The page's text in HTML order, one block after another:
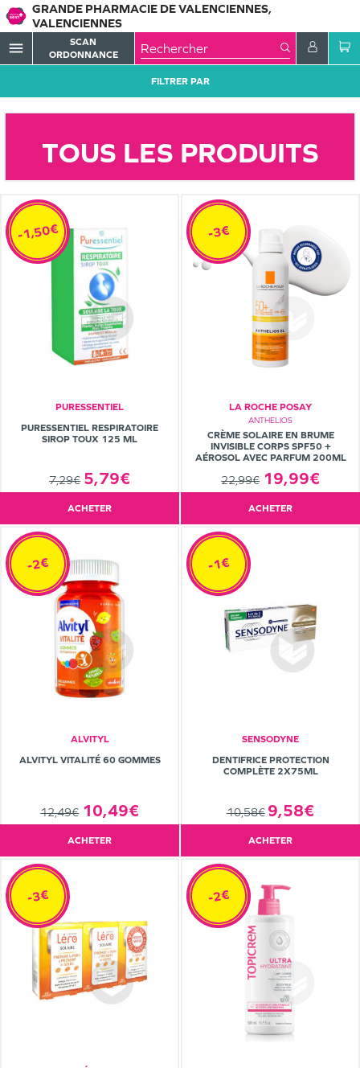
GRANDE PHARMACIE DE VALENCIENNES,
VALENCIENNES
menu
SCAN
ORDONNANCE
FILTRER PAR
TOUS LES PRODUITS
PURESSENTIEL
PURESSENTIEL RESPIRATOIRE
SIROP TOUX 125 ML
7,29€ 5,79€
-1,50€
ACHETER
LA ROCHE POSAY
ANTHELIOS
CRÈME SOLAIRE EN BRUME
INVISIBLE CORPS SPF50 +
AÉROSOL AVEC PARFUM 200ML
22,99€ 19,99€
-3€
ACHETER
ALVITYL
ALVITYL VITALITÉ 60 GOMMES
12,49€ 10,49€
-2€
ACHETER
SENSODYNE
DENTIFRICE PROTECTION
COMPLÈTE 2X75ML
10,58€ 9,58€
-1€
ACHETER
-3€ -2€